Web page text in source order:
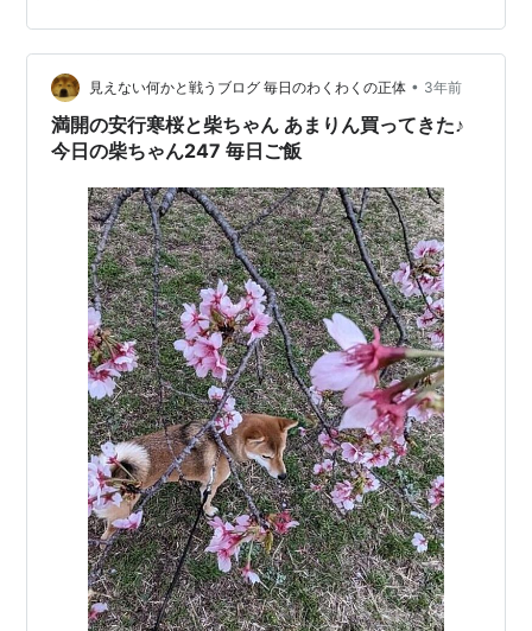
ます。 近くにはあのボートレース戸田があります。 都内
のお花見スポットとは異なり、人出もほどほどで・・・
ここは穴場のお花見スポットですね～ 満開の桜並木がと
ってもキレイ。 しか…
見えない何かと戦うブログ 毎日のわくわくの正体 • 3年前
満開の安行寒桜と柴ちゃん あまりん買ってきた♪
今日の柴ちゃん247 毎日ご飯